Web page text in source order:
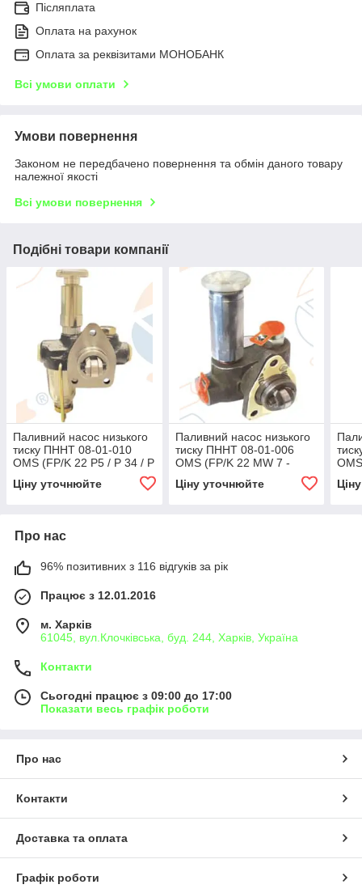
Післяплата
Оплата на рахунок
Оплата за реквізитами МОНОБАНК
Всі умови оплати
Умови повернення
Законом не передбачено повернення та обмін даного товару
належної якості
Всі умови повернення
Подібні товари компанії
Паливний насос низького
тиску ПННТ 08-01-010
OMS (FP/K 22 P5 / P 34 / P
0440008032, 0440008046,
Ціну уточнюйте
Паливний насос низького
тиску ПННТ 08-01-006
OMS (FP/K 22 MW 7 -
(0440017999,
Ціну уточнюйте
Про нас
96% позитивних з 116 відгуків за рік
Працює з 12.01.2016
м. Харків
61045, вул.Клочківська, буд. 244, Харків, Україна
Контакти
Сьогодні працює з 09:00 до 17:00
Показати весь графік роботи
Про нас
Контакти
Доставка та оплата
Графік роботи